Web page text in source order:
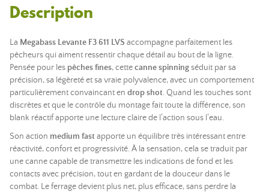
Description
La Megabass Levante F3 611 LVS accompagne parfaitement les
pêcheurs qui aiment ressentir chaque détail au bout de la ligne.
Pensée pour les pêches fines, cettecanne spinningséduit par sa
précision, sa légèreté et sa vraie polyvalence, avec un comportement
particulièrement convaincant en drop shot. Quand les touches sont
discrètes et que le contrôle du montage fait toute la différence, son
blank réactif apporte une lecture claire de l’action sous l’eau.
Son action medium fastapporte un équilibre très intéressant entre
réactivité, confort et progressivité. À la sensation, cela se traduit par
une canne capable de transmettre les indications de fond et les
contacts avec précision, tout en gardant de la douceur dans le
combat. Le ferrage devient plus net, plus efficace, sans perdre la